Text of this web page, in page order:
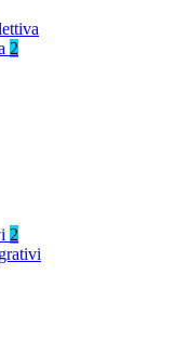
2
2